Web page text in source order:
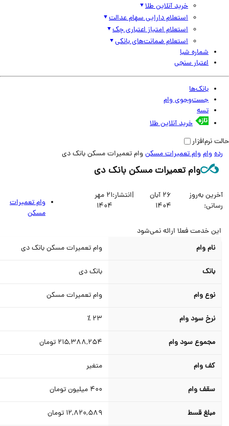
خرید آنلاین طلا
استعلام دارایی سهام عدالت
استعلام امتیاز اعتباری چک
استعلام ضمانت‌های بانکی
شماره شبا
اعتبار سنجی
بانک‌ها
جست‌وجوی وام
تسه
خرید آنلاین طلا
وام وام تعمیرات مسکنوام تعمیرات مسکن بانک دی
وام تعمیرات مسکن بانک دی
به‌روز
26 آبان
1404
انتشار: 21 مهر
1404
وام تعمیرات
مسکن
خدمت فعلا ارائه نمی‌شود
نام وام
وام تعمیرات مسکن بانک دی
بانک بانک دی
نوع وام وام تعمیرات مسکن
نرخ سود وام
مجموع سود وام 215,388,254 تومان
کف وام متغیر
سقف وام میلیون تومان
مبلغ قسط 12,820,589 تومان